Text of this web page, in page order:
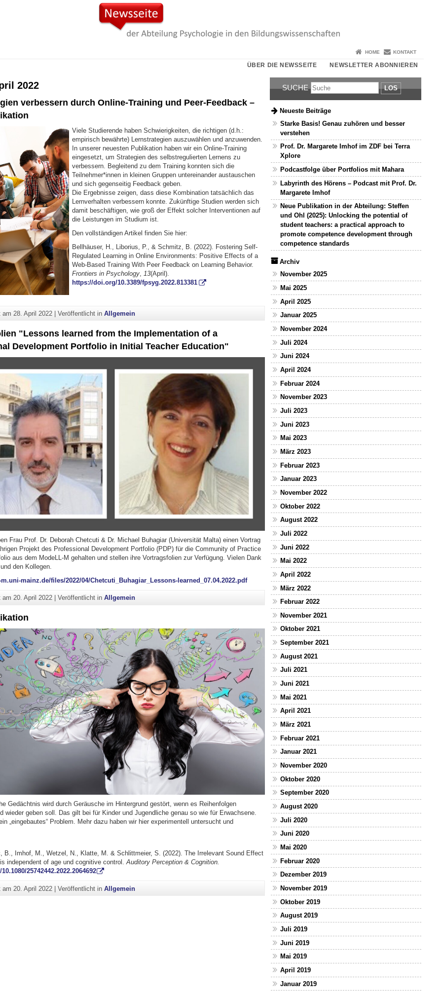
HOME KONTAKT
ÜBER DIE NEWSSEITE NEWSLETTER ABONNIEREN
2022
verbessern durch Online-Training und Peer-Feedback –
Viele Studierende haben Schwierigkeiten, die richtigen (d.h.:
empirisch bewährte) Lernstrategien auszuwählen und anzuwenden.
In unserer neuesten Publikation haben wir ein Online-Training
eingesetzt, um Strategien des selbstregulierten Lernens zu
verbessern. Begleitend zu dem Training konnten sich die
Teilnehmer*innen in kleinen Gruppen untereinander austauschen
und sich gegenseitig Feedback geben.
Die Ergebnisse zeigen, dass diese Kombination tatsächlich das
Lernverhalten verbessern konnte. Zukünftige Studien werden sich
damit beschäftigen, wie groß der Effekt solcher Interventionen auf
die Leistungen im Studium ist.
Den vollständigen Artikel finden Sie hier:
Bellhäuser, H., Liborius, P., & Schmitz, B. (2022). Fostering Self-
Regulated Learning in Online Environments: Positive Effects of a
Web-Based Training With Peer Feedback on Learning Behavior.
Frontiers in Psychology, 13(April).
https://doi.org/10.3389/fpsyg.2022.813381
am28. April 2022 |Veröffentlicht inAllgemein
"Lessons learned from the Implementation of a
Development Portfolio in Initial Teacher Education"
Frau Prof. Dr. Deborah Chetcuti & Dr. Michael Buhagiar (Universität Malta) einen Vortrag
Projekt des Professional Development Portfolio (PDP) für die Community of Practice
aus dem ModeLL-M gehalten und stellen ihre Vortragsfolien zur Verfügung. Vielen Dank
den Kollegen.
mainz.de/files/2022/04/Chetcuti_Buhagiar_Lessons-learned_07.04.2022.pdf
am20. April 2022 |Veröffentlicht inAllgemein
Gedächtnis wird durch Geräusche im Hintergrund gestört, wenn es Reihenfolgen
wieder geben soll. Das gilt bei für Kinder und Jugendliche genau so wie für Erwachsene.
„eingebautes“ Problem. Mehr dazu haben wir hier experimentell untersucht und
B., Imhof, M., Wetzel, N., Klatte, M. & Schlittmeier, S. (2022). The Irrelevant Sound Effect
independent of age und cognitive control. Auditory Perception & Cognition.
25742442.2022.2064692
am 20. April 2022 |Veröffentlicht inAllgemein
SUCHE LOS
Neueste Beiträge
Starke Basis! Genau zuhören und besser
verstehen
Prof. Dr. Margarete Imhof im ZDF bei Terra
Xplore
Podcastfolge über Portfolios mit Mahara
Labyrinth des Hörens – Podcast mit Prof. Dr.
Margarete Imhof
Neue Publikation in der Abteilung: Steffen
und Ohl (2025): Unlocking the potential of
student teachers: a practical approach to
promote competence development through
competence standards
Archiv
November 2025
Mai 2025
April 2025
Januar 2025
November 2024
Juli 2024
Juni 2024
April 2024
Februar 2024
November 2023
Juli 2023
Juni 2023
Mai 2023
März 2023
Februar 2023
Januar 2023
November 2022
Oktober 2022
August 2022
Juli 2022
Juni 2022
Mai 2022
April 2022
März 2022
Februar 2022
November 2021
Oktober 2021
September 2021
August 2021
Juli 2021
Juni 2021
Mai 2021
April 2021
März 2021
Februar 2021
Januar 2021
November 2020
Oktober 2020
September 2020
August 2020
Juli 2020
Juni 2020
Mai 2020
Februar 2020
Dezember 2019
November 2019
Oktober 2019
August 2019
Juli 2019
Juni 2019
Mai 2019
April 2019
Januar 2019